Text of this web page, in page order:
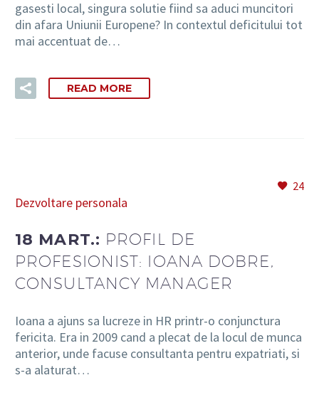
gasesti local, singura solutie fiind sa aduci muncitori
din afara Uniunii Europene? In contextul deficitului tot
mai accentuat de…
READ MORE
24
Dezvoltare personala
18 MART.: PROFIL DE
PROFESIONIST: IOANA DOBRE,
CONSULTANCY MANAGER
Ioana a ajuns sa lucreze in HR printr-o conjunctura
fericita. Era in 2009 cand a plecat de la locul de munca
anterior, unde facuse consultanta pentru expatriati, si
s-a alaturat…